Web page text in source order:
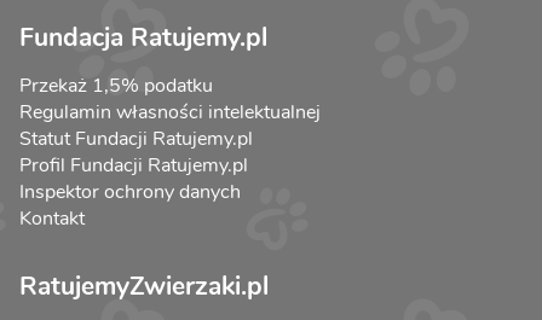
Fundacja Ratujemy.pl
Przekaż 1,5% podatku
Regulamin własności intelektualnej
Statut Fundacji Ratujemy.pl
Profil Fundacji Ratujemy.pl
Inspektor ochrony danych
Kontakt
RatujemyZwierzaki.pl